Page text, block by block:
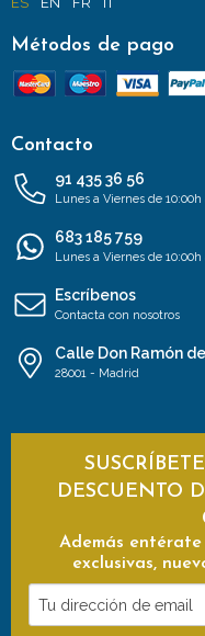
Métodos de pago
Contacto
91 435 36 56
Lunes a Viernes de 10:00h
683 185 759
Lunes a Viernes de 10:00h
Escríbenos
Contacta con nosotros
Calle Don Ramón
28001 - Madrid
DESCUENTO
Además
exclusivas,
Tu
dirección